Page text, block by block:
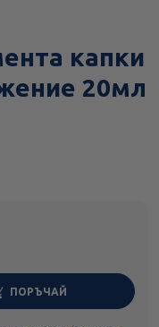
капки
20мл
ПОРЪЧАЙ